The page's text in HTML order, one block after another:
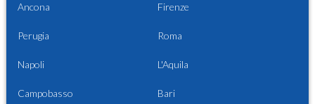
Ancona Firenze
Perugia Roma
Napoli L'Aquila
Campobasso Bari